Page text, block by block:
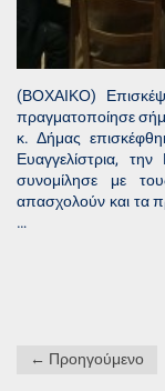
(ΒΟΧΑΙΚΟ)
πραγματοποίησε
κ. Δήμας
Ευαγγελίστρια,
συνομίλησε με
απασχολούν και τα
…
Σελιδοποίηση
άρθρων
← Προηγούμενο